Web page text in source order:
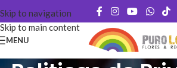
Skip to navigation
Skip to main content
MENU